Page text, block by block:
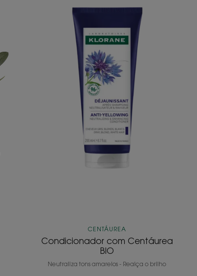
com
Centáurea
BIO
CENTÁUREA
Condicionador com Centáurea
BIO
Neutraliza tons amarelos - Realça o brilho